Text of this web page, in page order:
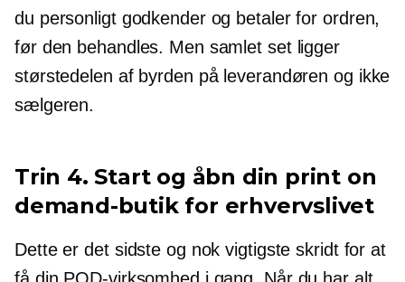
du personligt godkender og betaler for ordren,
før den behandles. Men samlet set ligger
størstedelen af ​​byrden på leverandøren og ikke
sælgeren.
Trin 4. Start og åbn din print on
demand-butik for erhvervslivet
Dette er det sidste og nok vigtigste skridt for at